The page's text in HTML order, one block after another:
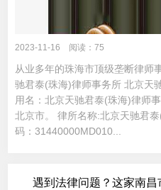
2023-11-16 阅读：75
从业多年的珠海市顶级垄断律师
驰君泰(珠海)律师事务所 北京天
用名：北京天驰君泰(珠海)律师
北京市。 律所名称:北京天驰君
码：31440000MD010...
遇到法律问题？这家南